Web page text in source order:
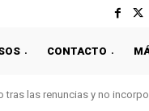
CONTACTO
tras las renuncias y no